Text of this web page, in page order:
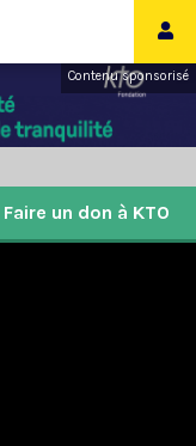
Contenu sponsorisé
Faire un don à KTO